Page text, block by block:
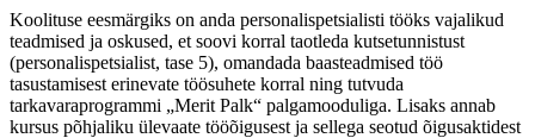
Koolituse eesmärgiks on anda personalispetsialisti tööks vajalikud
teadmised ja oskused, et soovi korral taotleda kutsetunnistust
(personalispetsialist, tase 5), omandada baasteadmised töö
tasustamisest erinevate töösuhete korral ning tutvuda
tarkavaraprogrammi „Merit Palk“ palgamooduliga. Lisaks annab
kursus põhjaliku ülevaate tööõigusest ja sellega seotud õigusaktidest